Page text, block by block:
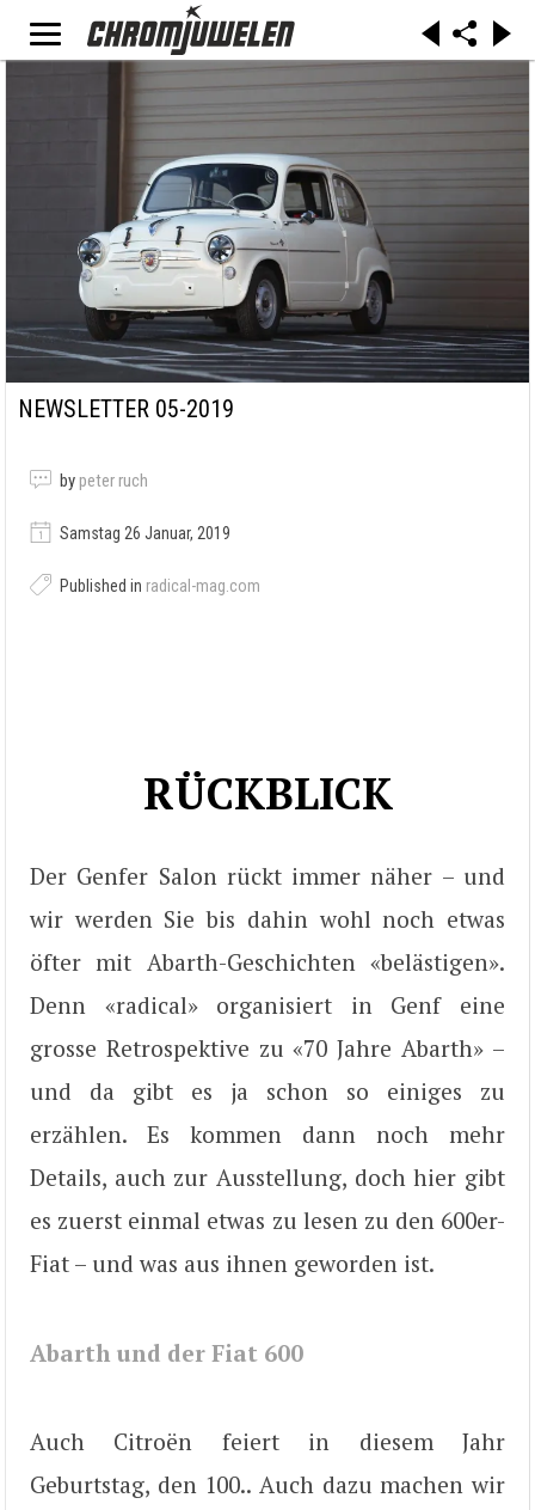
NEWSLETTER 05-2019
by peter ruch
Samstag 26 Januar, 2019
Published in radical-mag.com
RÜCKBLICK
Der Genfer Salon rückt immer näher – und
wir werden Sie bis dahin wohl noch etwas
öfter mit Abarth-Geschichten «belästigen».
Denn «radical» organisiert in Genf eine
grosse Retrospektive zu «70 Jahre Abarth» –
und da gibt es ja schon so einiges zu
erzählen. Es kommen dann noch mehr
Details, auch zur Ausstellung, doch hier gibt
es zuerst einmal etwas zu lesen zu den 600er-
Fiat – und was aus ihnen geworden ist.
Abarth und der Fiat 600
Auch Citroën feiert in diesem Jahr
Geburtstag, den 100.. Auch dazu machen wir